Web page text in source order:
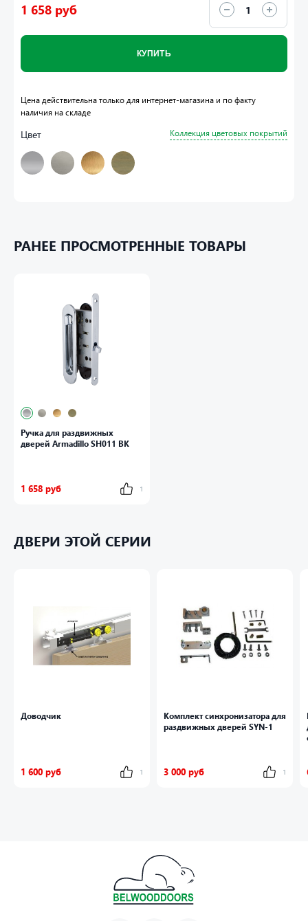
1 658 руб
КУПИТЬ
Цвет Коллекция цветовых покрытий
Цена действительна только для интернет-магазина и по факту
наличия на складе
РАНЕЕ ПРОСМОТРЕННЫЕ ТОВАРЫ
Ручка для раздвижных
дверей Armadillo SH011 BK
1 658 руб 1
ДВЕРИ ЭТОЙ СЕРИИ
Доводчик
1 600 руб 1
Комплект синхронизатора для
раздвижных дверей SYN-1
3 000 руб 1